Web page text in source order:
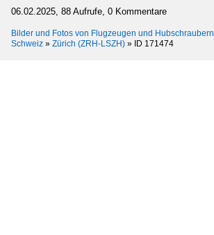
06.02.2025, 88 Aufrufe, 0 Kommentare
Bilder und Fotos von Flugzeugen und Hubschraubern
Schweiz » Zürich (ZRH-LSZH) » ID 171474